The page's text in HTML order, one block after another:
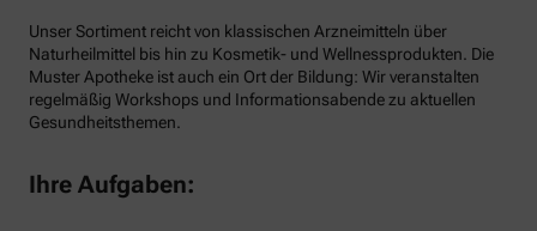
Unser Sortiment reicht von klassischen Arzneimitteln über
Naturheilmittel bis hin zu Kosmetik- und Wellnessprodukten. Die
Muster Apotheke ist auch ein Ort der Bildung: Wir veranstalten
regelmäßig Workshops und Informationsabende zu aktuellen
Gesundheitsthemen.
Ihre Aufgaben: